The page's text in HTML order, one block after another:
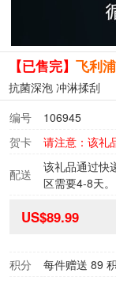
【已售完】飞利
抗菌深泡 冲淋揉刮
编号
106945
贺卡
请注意：该礼
配送
该礼品通过快
区需要4-8天。
US$89.99
积分 每件赠送89